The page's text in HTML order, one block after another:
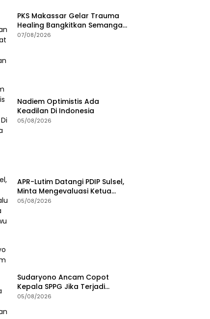
PKS Makassar Gelar Trauma
Healing Bangkitkan Semangat
Korban Kebakaran Tallo
07/08/2026
Nadiem Optimistis Ada
Keadilan Di Indonesia
05/08/2026
APR-Lutim Datangi PDIP Sulsel,
Minta Mengevaluasi Ketua
DPRD Luwu Timur
05/08/2026
Sudaryono Ancam Copot
Kepala SPPG Jika Terjadi
Keracunan MBG
05/08/2026